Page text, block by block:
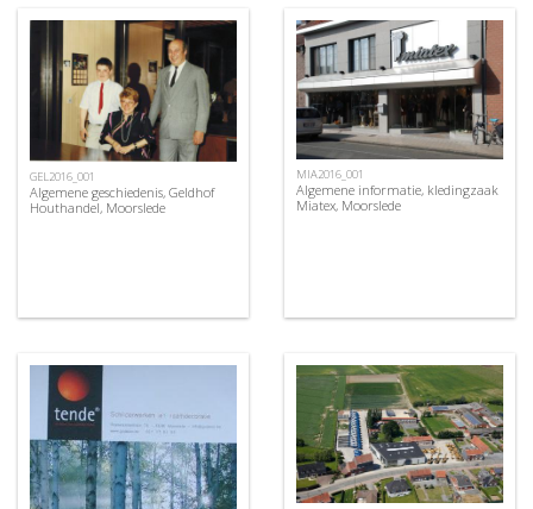
GEL2016_001
Algemene geschiedenis, Geldhof
Houthandel, Moorslede
MIA2016_001
Algemene informatie, kledingzaak
Miatex, Moorslede